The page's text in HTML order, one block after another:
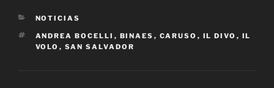
CATEGORÍAS
NOTICIAS
ETIQUETAS
ANDREA BOCELLI , BINAES , CARUSO , IL DIVO , IL
VOLO , SAN SALVADOR